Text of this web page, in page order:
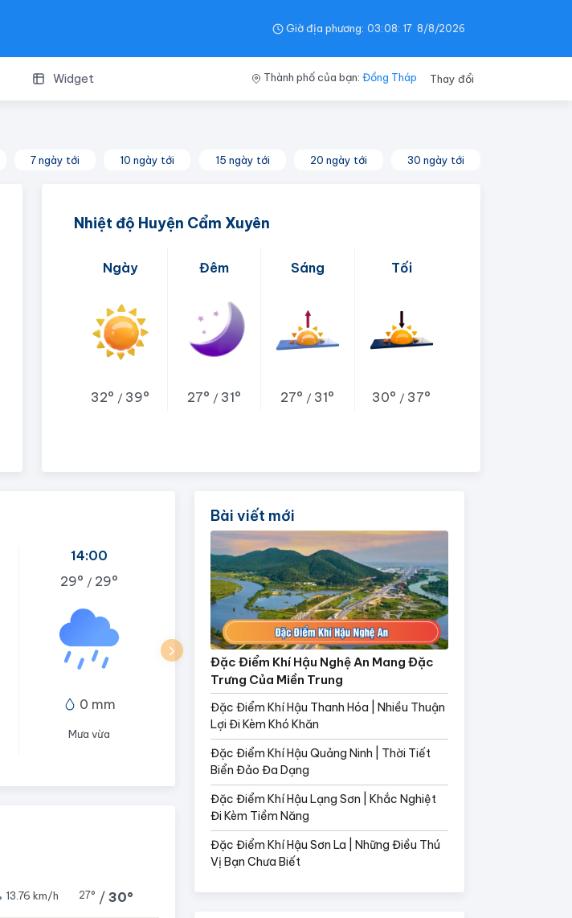
Giờ địa phương: 03: 08: 18 8/8/2026
Widget Thành phố của bạn: Đồng Tháp Thay đổi
7 ngày tới 10 ngày tới 15 ngày tới 20 ngày tới 30 ngày tới
Nhiệt độ Huyện Cẩm Xuyên
Ngày
32° / 39°
Đêm
27° / 31°
Sáng
27° / 31°
Tối
30° / 37°
14:00
29° / 29°
0 mm
Mưa vừa
13.76 km/h 27° / 30°
Bài viết mới
Đặc Điểm Khí Hậu Nghệ An Mang Đặc
Trưng Của Miền Trung
Đặc Điểm Khí Hậu Thanh Hóa | Nhiều Thuận
Lợi Đi Kèm Khó Khăn
Đặc Điểm Khí Hậu Quảng Ninh | Thời Tiết
Biển Đảo Đa Dạng
Đặc Điểm Khí Hậu Lạng Sơn | Khắc Nghiệt
Đi Kèm Tiềm Năng
Đặc Điểm Khí Hậu Sơn La | Những Điều Thú
Vị Bạn Chưa Biết